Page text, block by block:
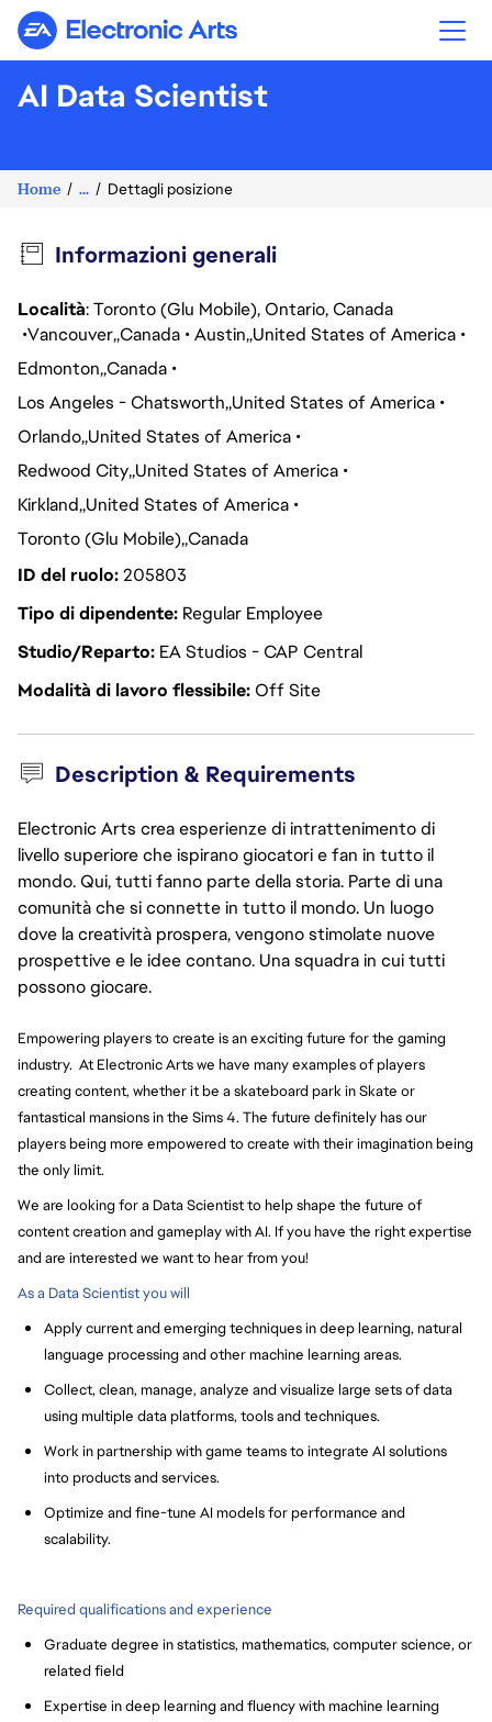
Electronic Arts
AI Data Scientist
Home ... Dettagli posizione
Informazioni generali
Località: Toronto (Glu Mobile), Ontario, Canada
Vancouver Canada Austin United States of America
Edmonton Canada
Los Angeles - Chatsworth United States of America
Orlando United States of America
Redwood City United States of America
Kirkland United States of America
Toronto (Glu Mobile) Canada
ID del ruolo205803
Tipo di dipendente Regular Employee
Studio/Reparto EA Studios - CAP Central
Modalità di lavoro flessibileOff Site
Description & Requirements
Electronic Arts crea esperienze di intrattenimento di
livello superiore che ispirano giocatori e fan in tutto il
mondo. Qui, tutti fanno parte della storia. Parte di una
comunità che si connette in tutto il mondo. Un luogo
dove la creatività prospera, vengono stimolate nuove
prospettive e le idee contano. Una squadra in cui tutti
possono giocare.
Empowering players to create is an exciting future for the gaming
industry. At Electronic Arts we have many examples of players
creating content, whether it be a skateboard park in Skate or
fantastical mansions in the Sims 4. The future definitely has our
players being more empowered to create with their imagination being
the only limit.
We are looking for a Data Scientist to help shape the future of
content creation and gameplay with AI. If you have the right expertise
and are interested we want to hear from you!
As a Data Scientist you will
Apply current and emerging techniques in deep learning, natural
language processing and other machine learning areas.
Collect, clean, manage, analyze and visualize large sets of data
using multiple data platforms, tools and techniques.
Work in partnership with game teams to integrate AI solutions
into products and services.
Optimize and fine-tune AI models for performance and
scalability.
Required qualifications and experience
Graduate degree in statistics, mathematics, computer science, or
related field
Expertise in deep learning and fluency with machine learning